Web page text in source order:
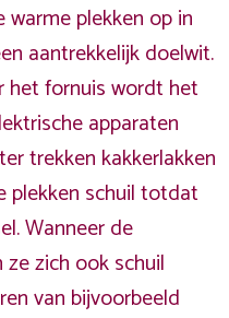
warme plekken op in
aantrekkelijk doelwit.
het fornuis wordt het
apparaten
trekken kakkerlakken
plekken schuil totdat
Wanneer de
zich ook schuil
van bijvoorbeeld